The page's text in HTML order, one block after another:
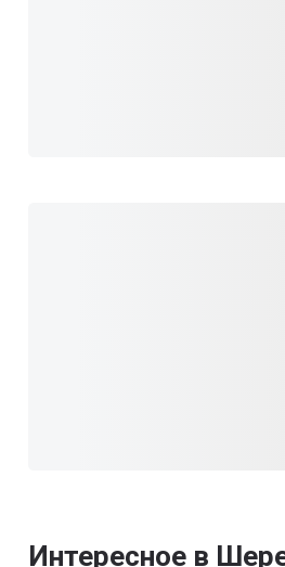
Интересное в